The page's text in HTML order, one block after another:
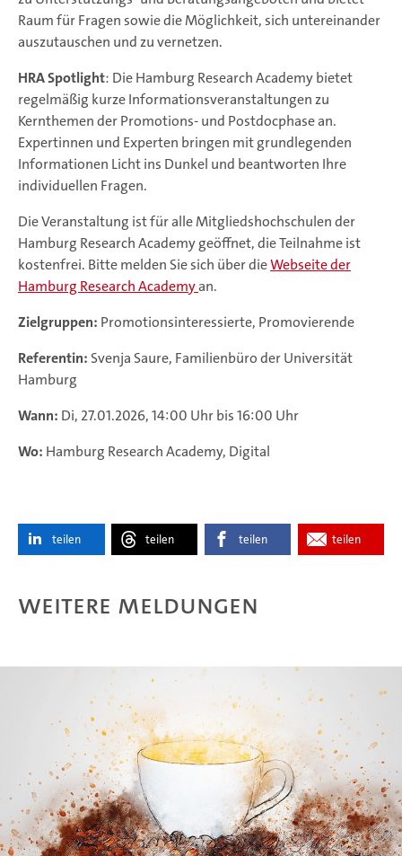
Raum für Fragen sowie die Möglichkeit, sich untereinander
auszutauschen und zu vernetzen.
HRA Spotlight: Die Hamburg Research Academy bietet
regelmäßig kurze Informationsveranstaltungen zu
Kernthemen der Promotions- und Postdocphase an.
Expertinnen und Experten bringen mit grundlegenden
Informationen Licht ins Dunkel und beantworten Ihre
individuellen Fragen.
Die Veranstaltung ist für alle Mitgliedshochschulen der
Hamburg Research Academy geöffnet, die Teilnahme ist
kostenfrei. Bitte melden Sie sich über dieWebseite der
Hamburg Research Academyan.
Zielgruppen: Promotionsinteressierte, Promovierende
Referentin: Svenja Saure, Familienbüro der Universität
Hamburg
Wann: Di, 27.01.2026, 14:00 Uhr bis 16:00 Uhr
Wo: Hamburg Research Academy, Digital
teilen teilen teilen teilen
Weitere Meldungen